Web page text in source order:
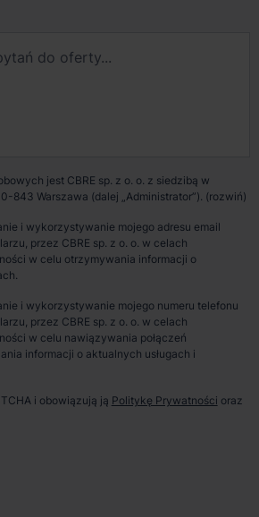
jest CBRE sp. z o. o. z siedzibą w
843 Warszawa (dalej „Administrator”).
i wykorzystywanie mojego adresu email
przez CBRE sp. z o. o. w celach
w celu otrzymywania informacji o
i wykorzystywanie mojego numeru telefonu
przez CBRE sp. z o. o. w celach
w celu nawiązywania połączeń
informacji o aktualnych usługach i
i obowiązują ją Politykę Prywatności oraz